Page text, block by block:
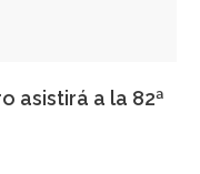
asistirá a la 82ª